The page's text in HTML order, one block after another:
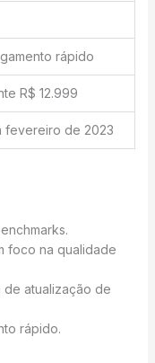
rápido
R$ 12.999
fevereiro de 2023
foco na qualidade
de atualização de
rápido.